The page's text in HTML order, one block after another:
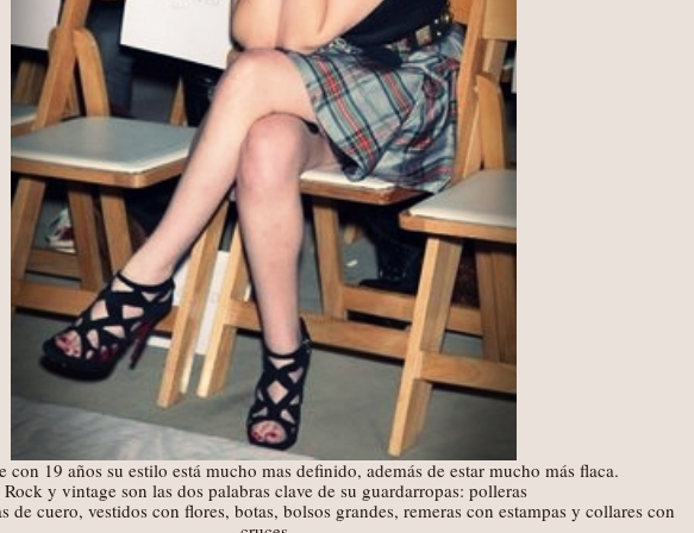
19 años su estilo está mucho mas definido, además de estar mucho más flaca.
Rock y vintage son las dos palabras clave de su guardarropas: polleras
de cuero, vestidos con flores, botas, bolsos grandes, remeras con estampas y collares con